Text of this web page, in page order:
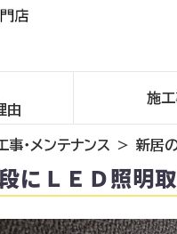
由
施工
事・メンテナンス 新居
にＬＥＤ照明